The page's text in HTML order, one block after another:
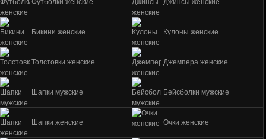
Футболки женские Джинсы женские
Бикини женские Кулоны женские
Толстовки женские Джемпера женские
Шапки мужские Бейсболки мужские
Шапки женские Очки женские